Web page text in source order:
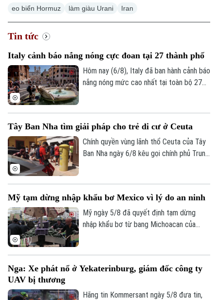
eo biển Hormuz làm giàu Urani Iran
Tin tức
Italy cảnh báo nắng nóng cực đoan tại 27 thành phố
Hôm nay (6/8), Italy đã ban hành cảnh báo
nắng nóng mức cao nhất tại toàn bộ 27
Tây Ban Nha tìm giải pháp cho trẻ di cư ở Ceuta
Chính quyền vùng lãnh thổ Ceuta của Tây
Ban Nha ngày 6/8 kêu gọi chính phủ Trung
72.000 người di cư đổ bộ trong một tuần
qua đã khiến các trung tâm tiếp nhận tại
đây rơi vào trạng thái quá tải nghiêm
Mỹ tạm dừng nhập khẩu bơ Mexico vì lý do an ninh
Mỹ ngày 5/8 đã quyết định tạm dừng
nhập khẩu bơ từ bang Michoacan của
nguy cơ mất an ninh.
Nga: Xe phát nổ ở Yekaterinburg, giám đốc công ty
UAV bị thương
Hãng tin Kommersant ngày 5/8 đưa tin,